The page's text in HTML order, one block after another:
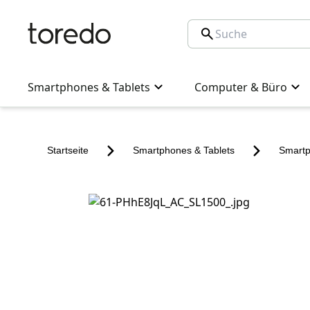
Smartphones & Tablets Computer & Büro
Startseite Smartphones & Tablets